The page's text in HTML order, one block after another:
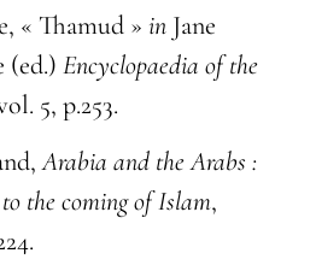
« Thamud » in Jane
(ed.) Encyclopaedia of the
5, p.253.
Arabia and the Arabs :
the coming of Islam,